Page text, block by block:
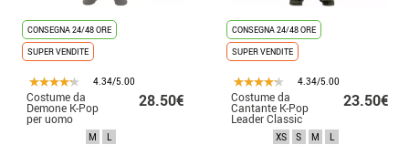
CONSEGNA 24/48 ORE
SUPER VENDITE
4.34/5.00
Costume da
Demone K-Pop
per uomo
28.50€
M L
CONSEGNA 24/48 ORE
SUPER VENDITE
4.34/5.00
Costume da
Cantante K-Pop
Leader Classic
per donna
23.50€
XS S M L